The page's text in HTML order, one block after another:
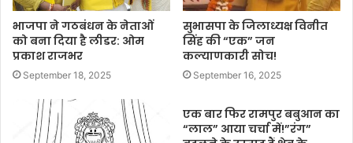
भाजपा ने गठबंधन के नेताओं
को बना दिया है लीडर: ओम
प्रकाश राजभर
September 18, 2025
सुभासपा के जिलाध्यक्ष विनीत
सिंह की “एक” जन
कल्याणकारी सोच!
September 16, 2025
एक बार फिर रामपुर बबुआन का
“लाल” आया चर्चा में!”रंग”